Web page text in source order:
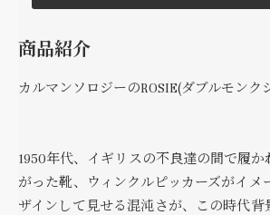
商品紹介
カルマンソロジーのROSIE(ダブルモンク
1950年代、イギリスの不良達の間で履
がった靴、ウィンクルピッカーズがイメ
ザインして見せる混沌さが、この時代背